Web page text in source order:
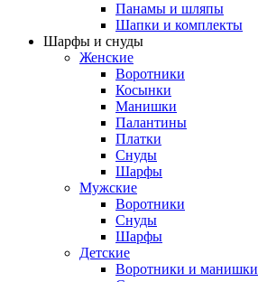
Панамы и шляпы
Шапки и комплекты
Шарфы и снуды
Женские
Воротники
Косынки
Манишки
Палантины
Платки
Снуды
Шарфы
Мужские
Воротники
Снуды
Шарфы
Детские
Воротники и манишки